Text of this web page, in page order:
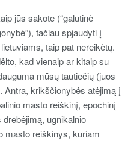
jūs sakote (“galutinė
tačiau spjaudyti į
taip pat nereikėtų.
kad vienaip ar kitaip su
mūsų tautiečių (juos
Antra, krikščionybės atėjimą į
masto reiškinį, epochinį
ugnikalnio
masto reiškinys, kuriam